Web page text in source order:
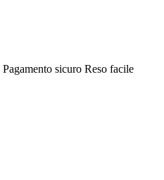
Pagamento sicuro Reso facile